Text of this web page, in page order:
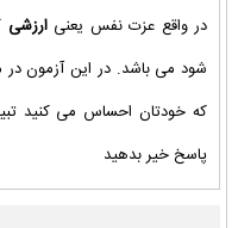
همکاری با ما
تبلیغات
در واقع عزت نفس یعنی ارزشی
شود می باشد. در این آزمون
که خودتان احساس می کنید
پاسخ خیر بدهید